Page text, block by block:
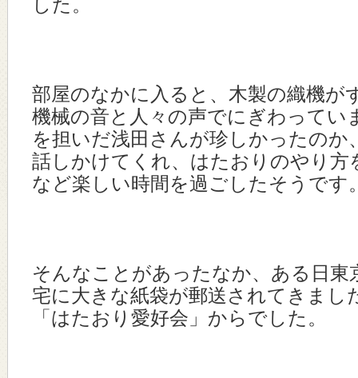
した。
部屋のなかに入ると、木製の織機が
機械の音と人々の声でにぎわってい
を担いだ浅田さんが珍しかったのか
話しかけてくれ、はたおりのやり方
など楽しい時間を過ごしたそうです
そんなことがあったなか、ある日東
宅に大きな紙袋が郵送されてきまし
「はたおり愛好会」からでした。